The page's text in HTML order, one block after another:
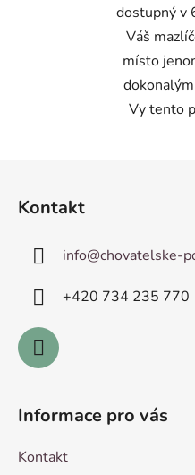
dostupný v
Váš
místo
Vy tento
Kontakt
info@chovatelske-
+420 ­734 235 770
Informace pro vás
Kontakt